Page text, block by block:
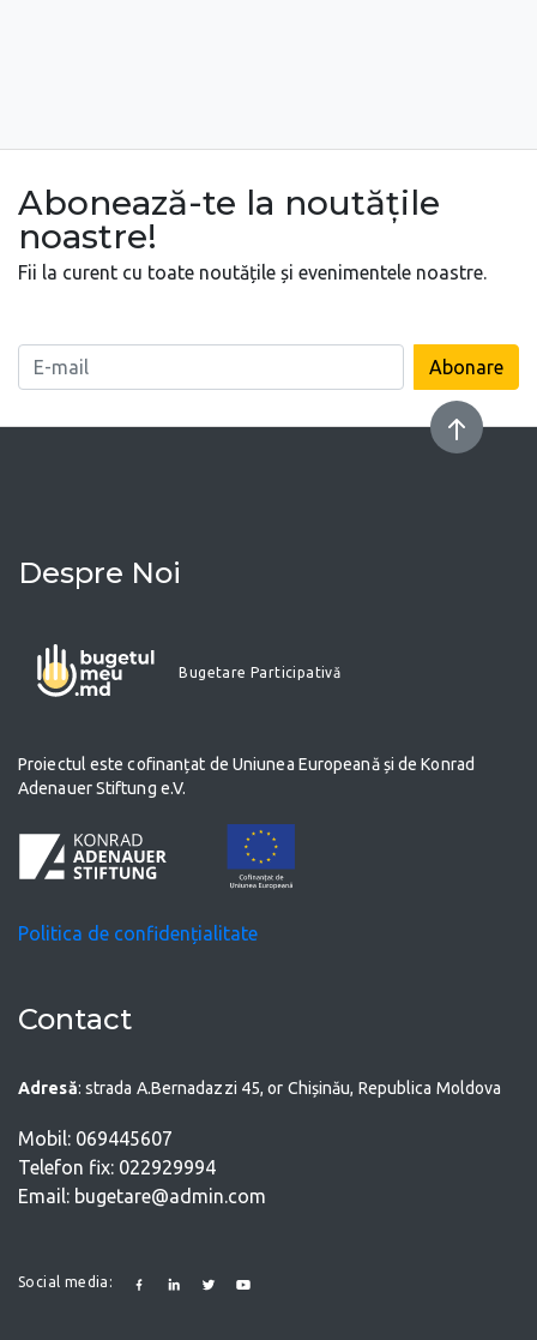
Abonează-te la noutățile
noastre!
Fii la curent cu toate noutățile și evenimentele noastre.
Abonare
Despre Noi
Bugetare Participativă
Proiectul este cofinanțat de Uniunea Europeană și de Konrad
Adenauer Stiftung e.V.
Politica de confidențialitate
Contact
Adresă: strada A.Bernadazzi 45, or Chișinău, Republica Moldova
Mobil: 069445607
Telefon fix: 022929994
Email: bugetare@admin.com
Social media: